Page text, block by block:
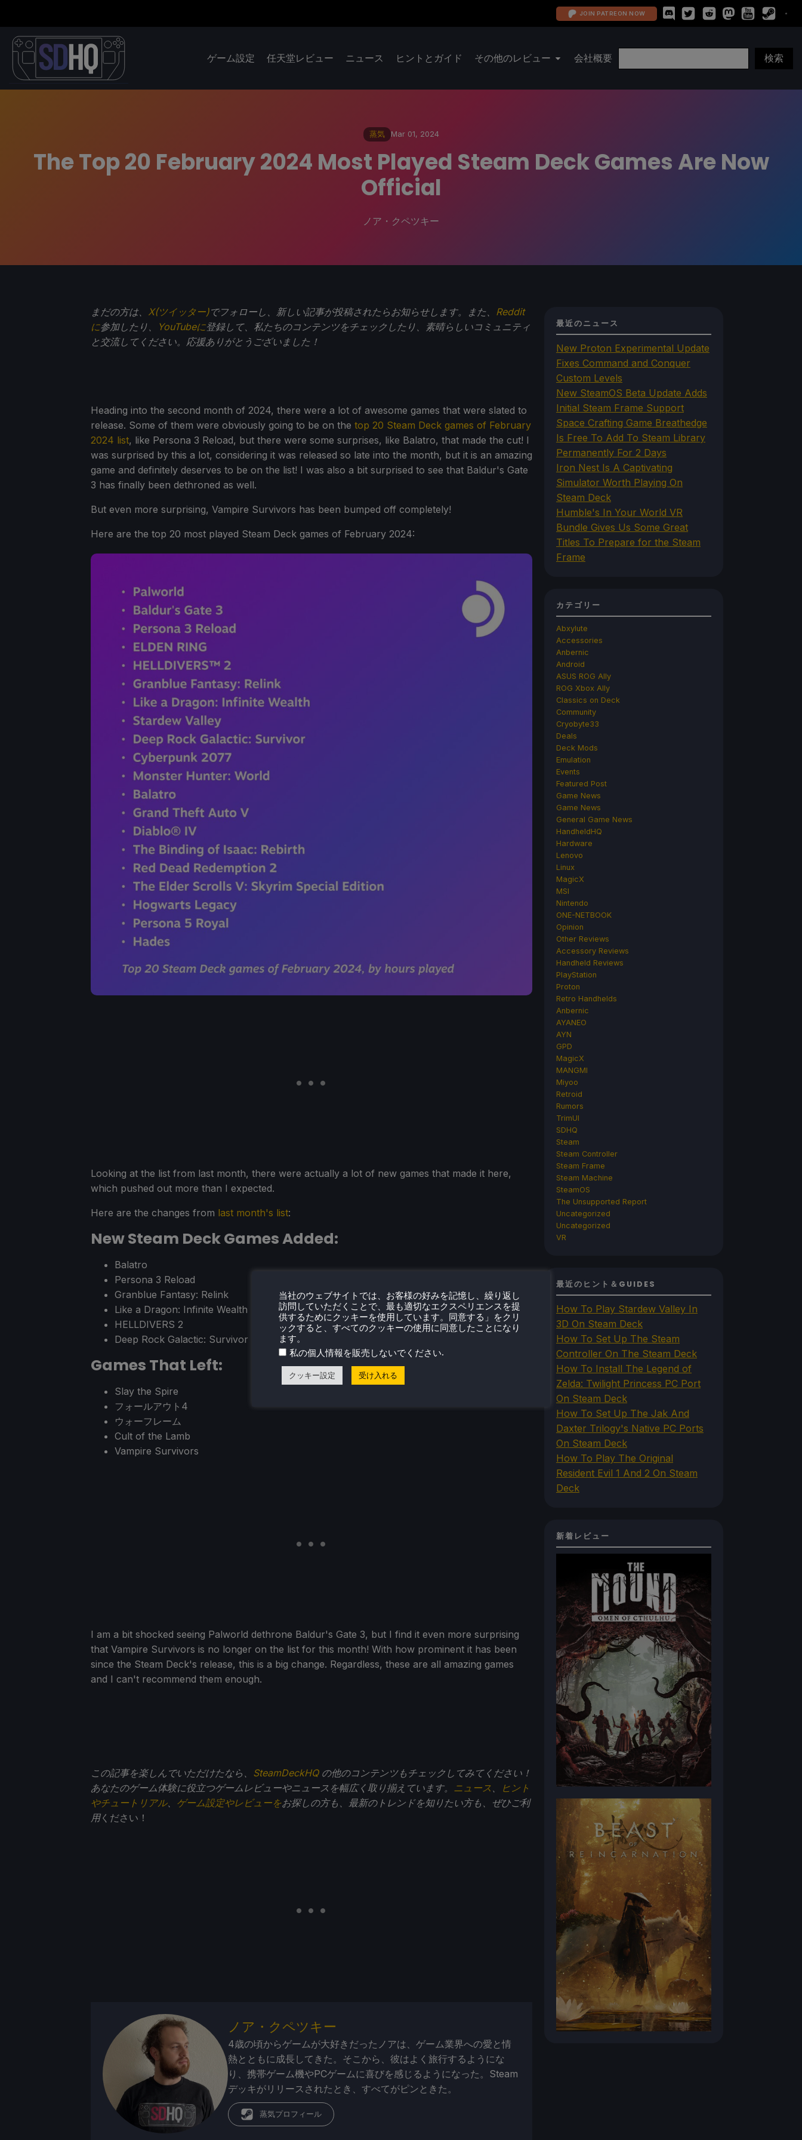
JOIN PATREON NOW
ゲーム設定 任天堂レビュー ニュース ヒントとガイド その他のレビュー 会社概要
蒸気 Mar 01, 2024
The Top 20 February 2024 Most Played Steam Deck Games Are Now
Official
ノア・クペツキー
まだの方は、 X(ツイッター)でフォローし、新しい記事が投稿されたらお知らせします。また、 Reddit
に参加したり、 YouTubeに登録して、私たちのコンテンツをチェックしたり、素晴らしいコミュニティ
と交流してください。応援ありがとうございました！
Heading into the second month of 2024, there were a lot of awesome games that were slated to
release. Some of them were obviously going to be on the top 20 Steam Deck games of February
2024 list, like Persona 3 Reload, but there were some surprises, like Balatro, that made the cut! I
was surprised by this a lot, considering it was released so late into the month, but it is an amazing
game and definitely deserves to be on the list! I was also a bit surprised to see that Baldur's Gate
3 has finally been dethroned as well.
But even more surprising, Vampire Survivors has been bumped off completely!
Here are the top 20 most played Steam Deck games of February 2024:
Looking at the list from last month, there were actually a lot of new games that made it here,
which pushed out more than I expected.
Here are the changes from last month's list:
New Steam Deck Games Added:
Balatro
Persona 3 Reload
Granblue Fantasy: Relink
Like a Dragon: Infinite Wealth
HELLDIVERS 2
Deep Rock Galactic: Survivor
Games That Left:
Slay the Spire
フォールアウト4
ウォーフレーム
Cult of the Lamb
Vampire Survivors
I am a bit shocked seeing Palworld dethrone Baldur's Gate 3, but I find it even more surprising
that Vampire Survivors is no longer on the list for this month! With how prominent it has been
since the Steam Deck's release, this is a big change. Regardless, these are all amazing games
and I can't recommend them enough.
この記事を楽しんでいただけたなら、 SteamDeckHQの他のコンテンツもチェックしてみてください！
あなたのゲーム体験に役立つゲームレビューやニュースを幅広く取り揃えています。 ニュース
ヒント
やチュートリアル、 ゲーム設定やレビューをお探しの方も、最新のトレンドを知りたい方も、ぜひご利
用ください！
ノア・クペツキー
4歳の頃からゲームが大好きだったノアは、ゲーム業界への愛と情
熱とともに成長してきた。そこから、彼はよく旅行するようにな
り、携帯ゲーム機やPCゲームに喜びを感じるようになった。Steam
デッキがリリースされたとき、すべてがピンときた。
蒸気プロフィール
最近のニュース
New Proton Experimental Update
Fixes Command and Conquer
Custom Levels
New SteamOS Beta Update Adds
Initial Steam Frame Support
Space Crafting Game Breathedge
Is Free To Add To Steam Library
Permanently For 2 Days
Iron Nest Is A Captivating
Simulator Worth Playing On
Steam Deck
Humble's In Your World VR
Bundle Gives Us Some Great
Titles To Prepare for the Steam
Frame
カテゴリー
Abxylute
Accessories
Anbernic
Android
ASUS ROG Ally
ROG Xbox Ally
Classics on Deck
Community
Cryobyte33
Deals
Deck Mods
Emulation
Events
Featured Post
Game News
Game News
General Game News
HandheldHQ
Hardware
Lenovo
Linux
MagicX
MSI
Nintendo
ONE-NETBOOK
Opinion
Other Reviews
Accessory Reviews
Handheld Reviews
PlayStation
Proton
Retro Handhelds
Anbernic
AYANEO
AYN
GPD
MagicX
MANGMI
Miyoo
Retroid
Rumors
TrimUI
SDHQ
Steam
Steam Controller
Steam Frame
Steam Machine
SteamOS
The Unsupported Report
Uncategorized
Uncategorized
VR
最近のヒント＆GUIDES
How To Play Stardew Valley In
3D On Steam Deck
How To Set Up The Steam
Controller On The Steam Deck
How To Install The Legend of
Zelda: Twilight Princess PC Port
On Steam Deck
How To Set Up The Jak And
Daxter Trilogy's Native PC Ports
On Steam Deck
How To Play The Original
Resident Evil 1 And 2 On Steam
Deck
新着レビュー
当社のウェブサイトでは、お客様の好みを記憶し、繰り返し
訪問していただくことで、最も適切なエクスペリエンスを提
供するためにクッキーを使用しています。同意する」をクリ
ックすると、すべてのクッキーの使用に同意したことになり
ます。
私の個人情報を販売しないでください.
クッキー設定 受け入れる